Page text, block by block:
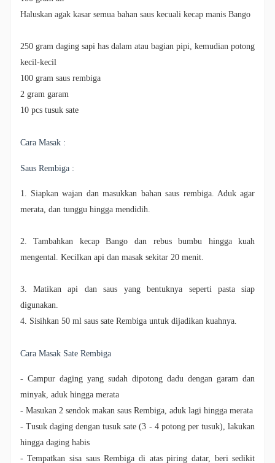
Haluskan agak kasar semua bahan saus kecuali kecap manis Bango
250 gram daging sapi has dalam atau bagian pipi, kemudian potong
kecil-kecil
100 gram saus rembiga
2 gram garam
10 pcs tusuk sate
Cara Masak :
Saus Rembiga :
1. Siapkan wajan dan masukkan bahan saus rembiga. Aduk agar
merata, dan tunggu hingga mendidih.
2. Tambahkan kecap Bango dan rebus bumbu hingga kuah
mengental. Kecilkan api dan masak sekitar 20 menit.
3. Matikan api dan saus yang bentuknya seperti pasta siap
digunakan.
4. Sisihkan 50 ml saus sate Rembiga untuk dijadikan kuahnya.
Cara Masak Sate Rembiga
- Campur daging yang sudah dipotong dadu dengan garam dan
minyak, aduk hingga merata
- Masukan 2 sendok makan saus Rembiga, aduk lagi hingga merata
- Tusuk daging dengan tusuk sate (3 - 4 potong per tusuk), lakukan
hingga daging habis
- Tempatkan sisa saus Rembiga di atas piring datar, beri sedikit